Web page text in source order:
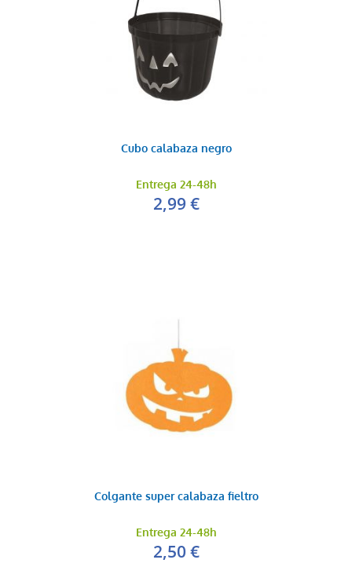
Cubo calabaza negro
Entrega 24-48h
2,99 €
Colgante super calabaza fieltro
Entrega 24-48h
2,50 €